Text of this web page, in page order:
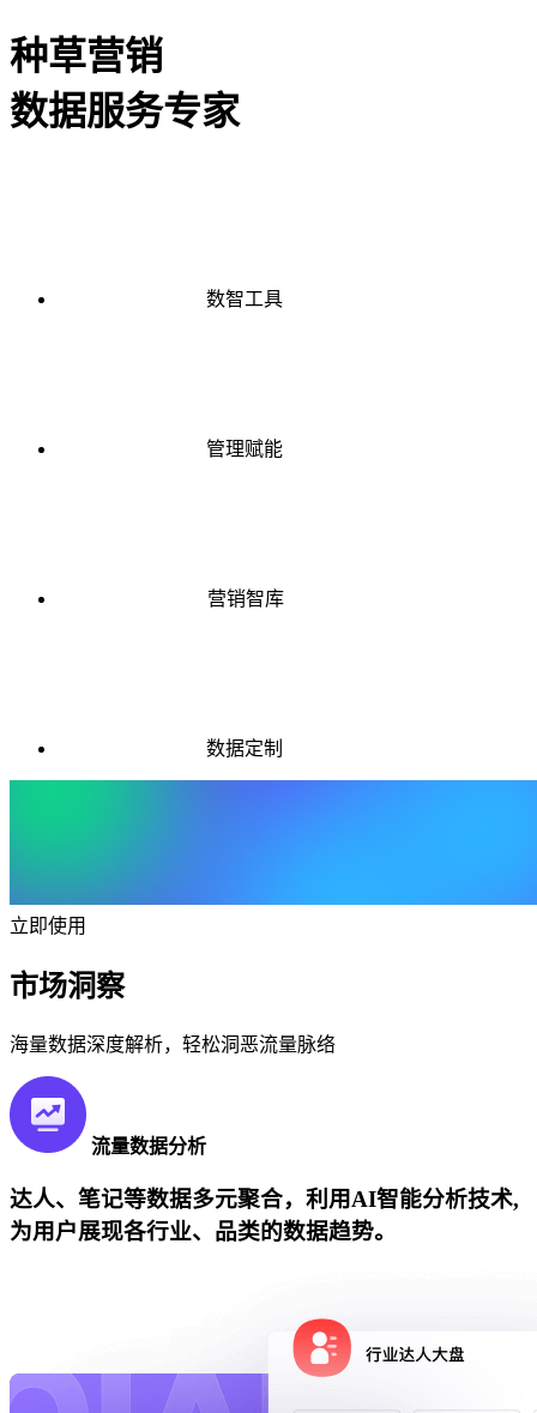
种草营销
数据服务专家
数智工具
管理赋能
营销智库
数据定制
立即使用
市场洞察
海量数据深度解析，轻松洞恶流量脉络
流量数据分析
达人、笔记等数据多元聚合，利用AI智能分析技术,
为用户展现各行业、品类的数据趋势。